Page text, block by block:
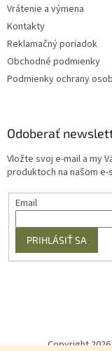
Vrátenie a výmena
Kontakty
Reklamačný poriadok
Obchodné podmienky
Podmienky ochrany
Odoberať
Vložte svoj e-mail a my
produktoch na našom e-
Email
PRIHLÁSIŤ SA
Copyright 2026